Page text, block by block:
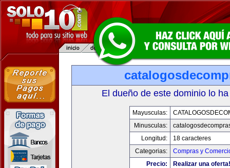
El dueño de este dominio lo
Mayusculas:
Minusculas:
Longitud:
18 caracteres
Categorias:
Compras y
Precio:
Realizar una oferta!